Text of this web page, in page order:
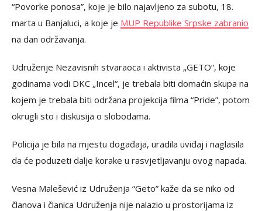
“Povorke ponosa”, koje je bilo najavljeno za subotu, 18.
marta u Banjaluci, a koje je MUP Republike Srpske zabranio
na dan održavanja.
Udruženje Nezavisnih stvaraoca i aktivista „GETO“, koje
godinama vodi DKC „Incel“, je trebala biti domaćin skupa na
kojem je trebala biti održana projekcija filma “Pride”, potom
okrugli sto i diskusija o slobodama.
Policija je bila na mjestu događaja, uradila uviđaj i naglasila
da će poduzeti dalje korake u rasvjetljavanju ovog napada.
Vesna Malešević iz Udruženja “Geto” kaže da se niko od
članova i članica Udruženja nije nalazio u prostorijama iz